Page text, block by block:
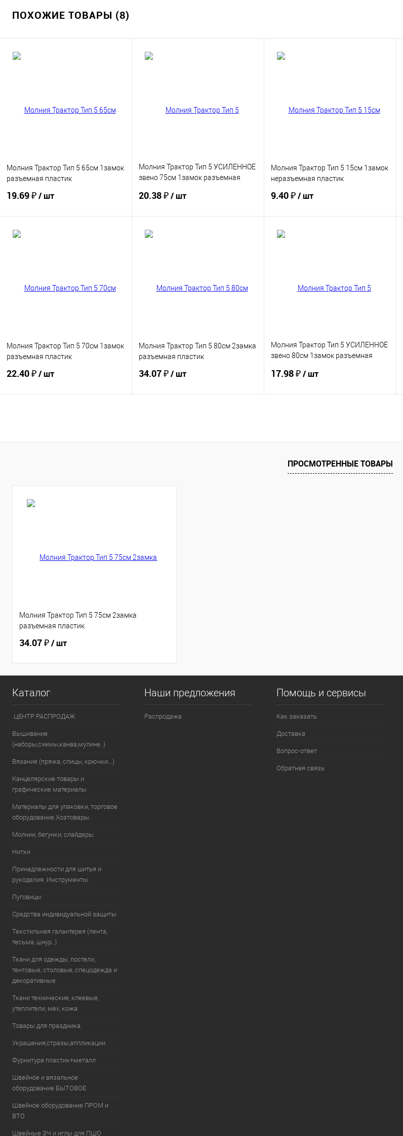
ПОХОЖИЕ ТОВАРЫ (8)
Молния Трактор Тип 5 65см 1замок
разъемная пластик
19.69 ₽/ шт
Молния Трактор Тип 5 УСИЛЕННОЕ
звено 75см 1замок разъемная
20.38 ₽/ шт
Молния Трактор Тип 5 15см 1замок
неразъемная пластик
9.40 ₽/ шт
Молния Трактор Тип 5 70см 1замок
разъемная пластик
22.40 ₽/ шт
В избранное
Молния Трактор Тип 5 80см 2замка
разъемная пластик
34.07 ₽/ шт
В избранное
Молния Трактор Тип 5 УСИЛЕННОЕ
звено 80см 1замок разъемная
17.98 ₽/ шт
В избранное
ПРОСМОТРЕННЫЕ ТОВАРЫ
Молния Трактор Тип 5 75см 2замка
разъемная пластик
34.07 ₽/ шт
Каталог
.ЦЕНТР РАСПРОДАЖ
Вышивание
(наборы,схемы,канва,мулине..)
Вязание (пряжа, спицы, крючки...)
Канцелярские товары и
графические материалы
Материалы для упаковки, торговое
оборудование.Хозтовары.
Молнии, бегунки, слайдеры.
Нитки
Принадлежности для шитья и
рукоделия. Инструменты.
Пуговицы
Средства индивидуальной защиты
Текстильная галантерея (лента,
тесьма, шнур..)
Ткани для одежды, постели,
тентовые, столовые, спецодежда и
декоративные
Ткани технические, клеевые,
утеплители, мех, кожа.
Товары для праздника.
Украшения,стразы,аппликации.
Фурнитура пластик+металл
Швейное и вязальное
оборудование БЫТОВОЕ
Швейное оборудование ПРОМ и
ВТО
Швейные ЗЧ и иглы для ПШО
Наши предложения
Распродажа
Помощь и сервисы
Как заказать
Доставка
Вопрос-ответ
Обратная связь